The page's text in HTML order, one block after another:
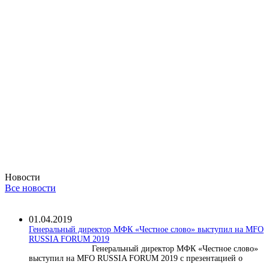
Новости
Все новости
01.04.2019
Генеральный директор МФК «Честное слово» выступил на MFO
RUSSIA FORUM 2019
Генеральный директор МФК «Честное слово»
выступил на MFO RUSSIA FORUM 2019 с презентацией о